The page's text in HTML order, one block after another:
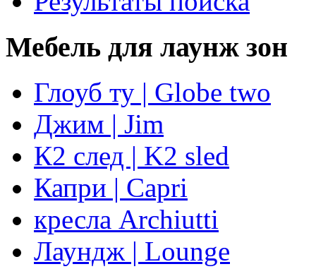
Мебель для лаунж зон
Глоуб ту | Globe two
Джим | Jim
К2 след | K2 sled
Капри | Capri
кресла Archiutti
Лаундж | Lounge